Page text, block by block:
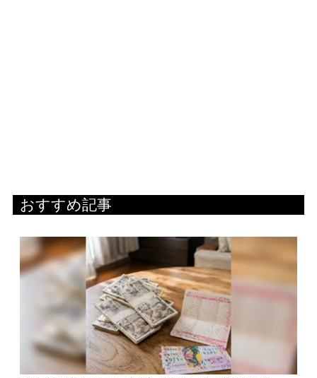
おすすめ記事